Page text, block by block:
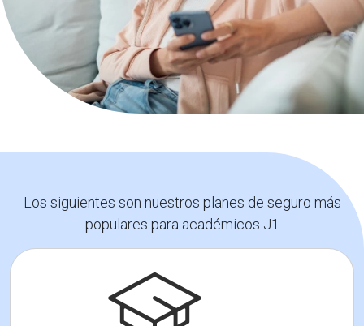
Los siguientes son nuestros planes de seguro más
populares para académicos J1